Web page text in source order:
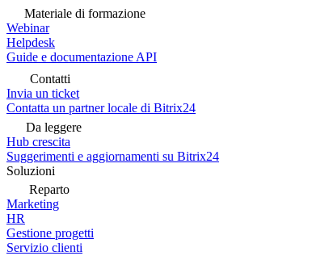
Materiale di formazione
Webinar
Helpdesk
Guide e documentazione API
Contatti
Invia un ticket
Contatta un partner locale di Bitrix24
Da leggere
Hub crescita
Suggerimenti e aggiornamenti su Bitrix24
Soluzioni
Reparto
Marketing
HR
Gestione progetti
Servizio clienti